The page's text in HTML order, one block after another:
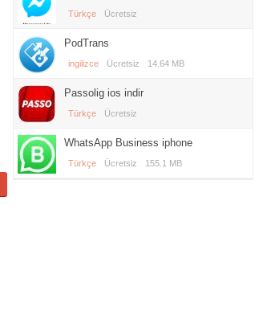
Türkçe Ücretsiz
PodTrans
ingilizce Ücretsiz 14.64 MB
Passolig ios indir
Türkçe Ücretsiz
WhatsApp Business iphone
Türkçe Ücretsiz 155.1 MB